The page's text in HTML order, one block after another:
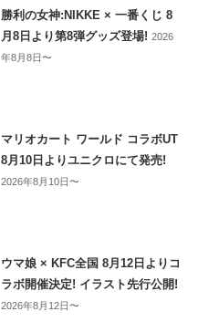
勝利の女神:NIKKE × 一番くじ 8
月8日より第8弾グッズ登場!2026
年8月8日〜
マリオカート ワールド コラボUT
8月10日よりユニクロにて発売!
2026年8月10日〜
ウマ娘 × KFC全国 8月12日よりコ
ラボ開催決定! イラスト先行公開!
2026年8月12日〜